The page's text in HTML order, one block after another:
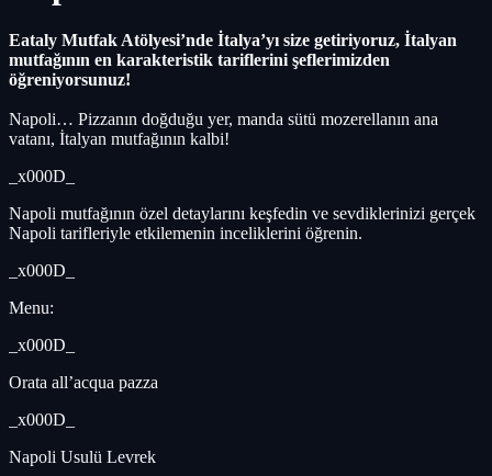
Eataly Mutfak Atölyesi’nde İtalya’yı size getiriyoruz, İtalyan
mutfağının en karakteristik tariflerini şeflerimizden
öğreniyorsunuz!
Napoli… Pizzanın doğduğu yer, manda sütü mozerellanın ana
vatanı, İtalyan mutfağının kalbi!
_x000D_
Napoli mutfağının özel detaylarını keşfedin ve sevdiklerinizi gerçek
Napoli tarifleriyle etkilemenin inceliklerini öğrenin.
_x000D_
Menu:
_x000D_
Orata all’acqua pazza
_x000D_
Napoli Usulü Levrek